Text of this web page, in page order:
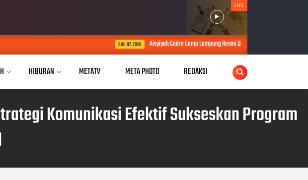
LIVE
Aisyiyah Cadre Camp Lampung Resmi Dibuka, Bupati Tubaba Ajak Sinergi Perkuat
HIBURAN METATV META PHOTO REDAKSI
Komunikasi Efektif Sukseskan Program